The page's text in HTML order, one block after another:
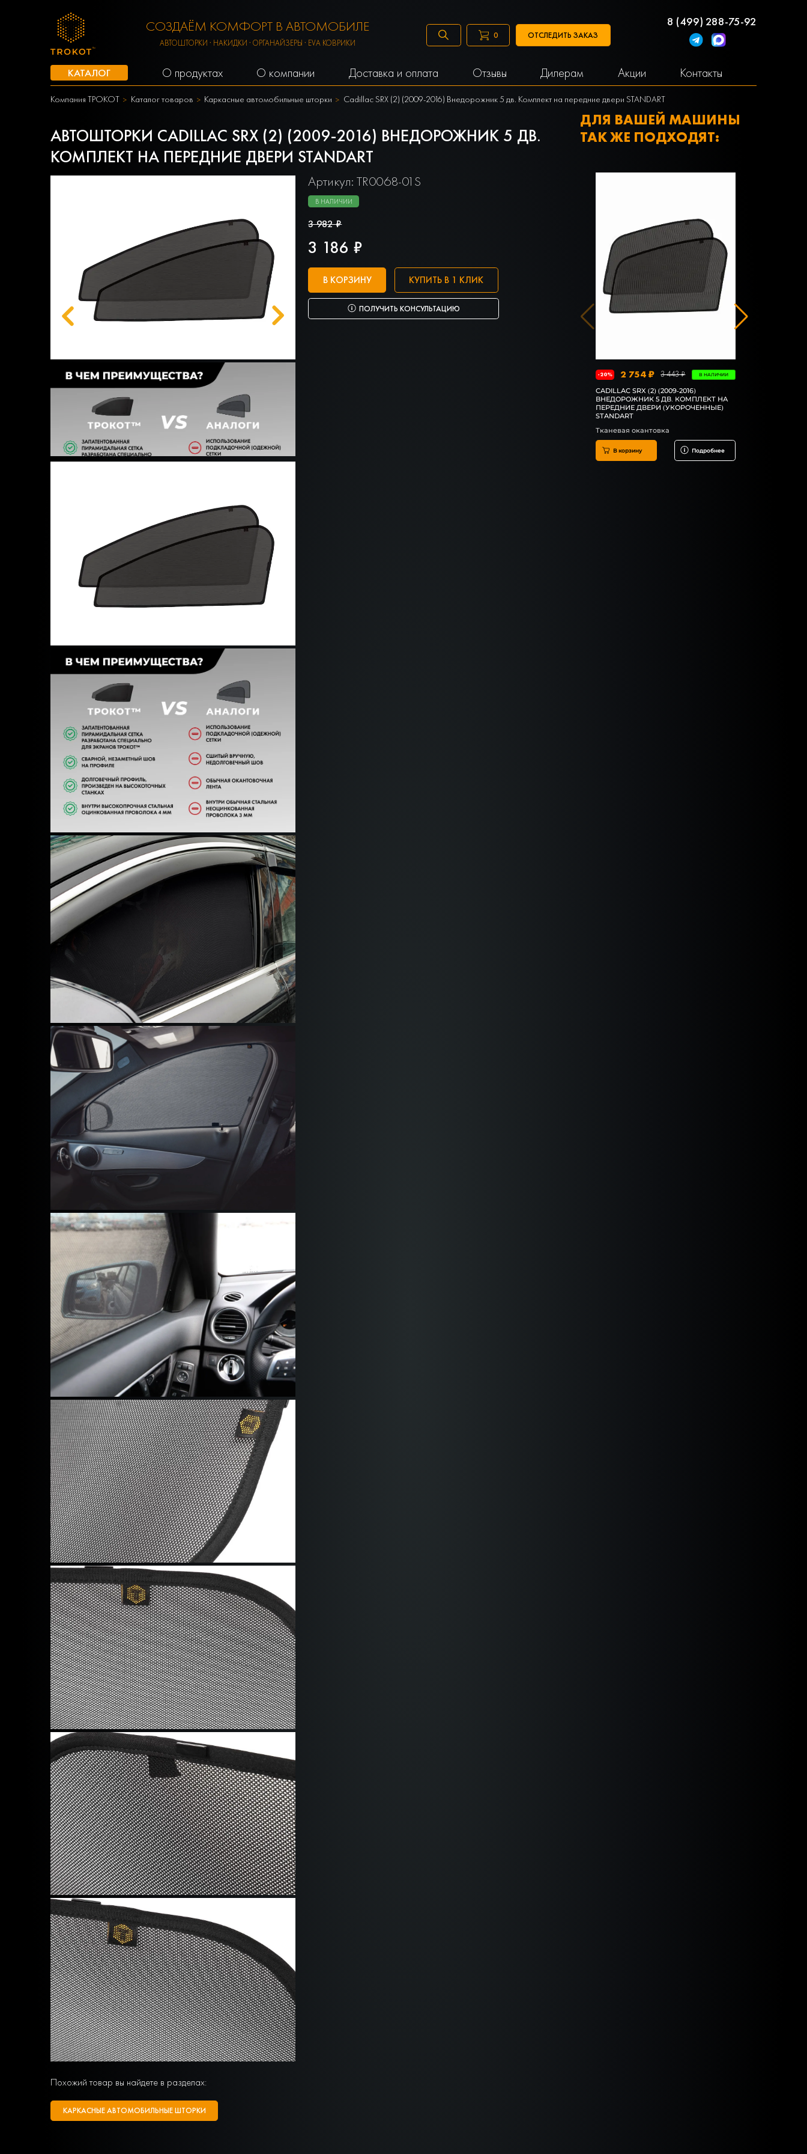
СОЗДАЁМ КОМФОРТ В АВТОМОБИЛЕ
АВТОШТОРКИ · НАКИДКИ · ОРГАНАЙЗЕРЫ · EVA КОВРИКИ
0 ОТСЛЕДИТЬ ЗАКАЗ
8 (499) 288-75-92
КАТАЛОГ О продуктах О компании Доставка и оплата Отзывы Дилерам Акции Контакты
Компания ТРОКОТ Каталог товаров Каркасные автомобильные шторки Cadillac SRX (2) (2009-2016) Внедорожник 5 дв. Комплект на передние двери STANDART
АВТОШТОРКИ CADILLAC SRX (2) (2009-2016) ВНЕДОРОЖНИК 5 ДВ.
КОМПЛЕКТ НА ПЕРЕДНИЕ ДВЕРИ STANDART
Артикул: TR0068-01S
В НАЛИЧИИ
3 982 ₽
3 186 ₽
В КОРЗИНУ КУПИТЬ В 1 КЛИК
ПОЛУЧИТЬ КОНСУЛЬТАЦИЮ
Похожий товар вы найдете в разделах:
КАРКАСНЫЕ АВТОМОБИЛЬНЫЕ ШТОРКИ
ДЛЯ ВАШЕЙ МАШИНЫ
ТАК ЖЕ ПОДХОДЯТ:
-20% 2 754 ₽ 3 443 ₽ В НАЛИЧИИ
CADILLAC SRX (2) (2009-2016)
ВНЕДОРОЖНИК 5 ДВ. КОМПЛЕКТ НА
ПЕРЕДНИЕ ДВЕРИ (УКОРОЧЕННЫЕ)
STANDART
Тканевая окантовка
В корзину Подробнее